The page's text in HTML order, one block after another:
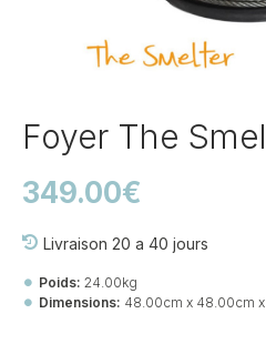
Foyer The
Livraison 20 a 40 jours
Poids: 24.00kg
Dimensions: 48.00cm x 48.00cm
349.00€